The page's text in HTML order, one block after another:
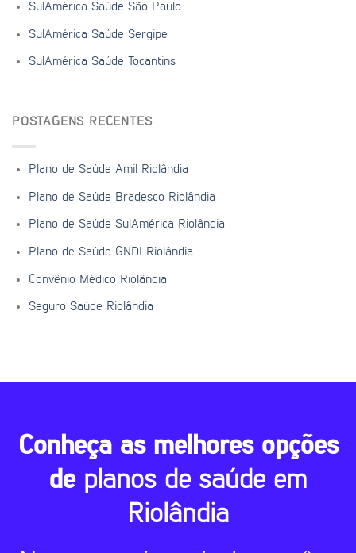
SulAmérica Saúde São Paulo
SulAmérica Saúde Sergipe
SulAmérica Saúde Tocantins
POSTAGENS RECENTES
Plano de Saúde Amil Riolândia
Plano de Saúde Bradesco Riolândia
Plano de Saúde SulAmérica Riolândia
Plano de Saúde GNDI Riolândia
Convênio Médico Riolândia
Seguro Saúde Riolândia
Conheça as melhores opções
de planos de saúde em
Riolândia